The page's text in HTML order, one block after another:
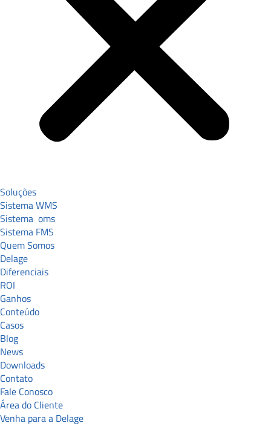
Soluções
Sistema WMS
Sistema oms
Sistema FMS
Quem Somos
Delage
Diferenciais
ROI
Ganhos
Conteúdo
Casos
Blog
News
Downloads
Contato
Fale Conosco
Área do Cliente
Venha para a Delage